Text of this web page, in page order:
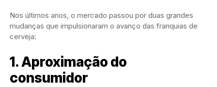
Nos últimos anos, o mercado passou por duas grandes
mudanças que impulsionaram o avanço das franquias de
cerveja:
1. Aproximação do
consumidor